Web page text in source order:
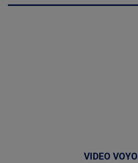
VIDEO VOYO